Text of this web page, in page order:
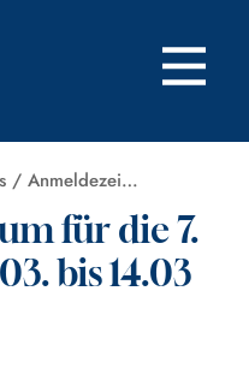
/ Anmeldezeitraum für die 7. Klasse vom 06.03. bis 14.03
für die 7.
bis 14.03